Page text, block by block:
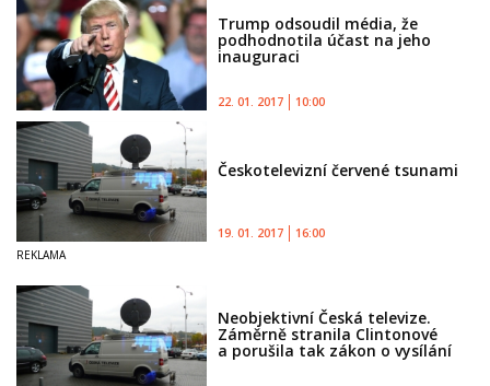
Trump odsoudil média, že
podhodnotila účast na jeho
inauguraci
22. 01. 2017 10:00
Českotelevizní červené tsunami
19. 01. 2017 16:00
Neobjektivní Česká televize.
Záměrně stranila Clintonové
a porušila tak zákon o vysílání